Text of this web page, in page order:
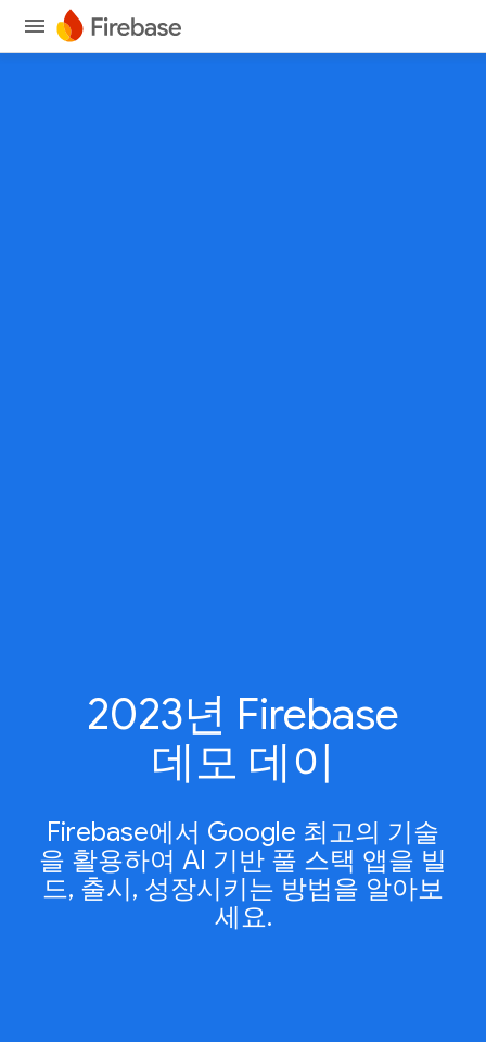
2023년 Firebase
데모 데이
Firebase에서 Google 최고의 기술
을 활용하여 AI 기반 풀 스택 앱을 빌
드, 출시, 성장시키는 방법을 알아보
세요.